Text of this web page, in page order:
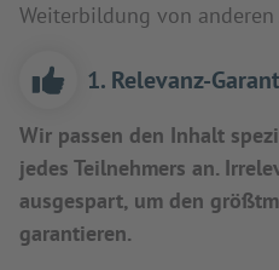
Weiterbildung von anderen
1. Relevanz-
Wir passen den Inhalt
jedes Teilnehmers an.
ausgespart, um den
garantieren.